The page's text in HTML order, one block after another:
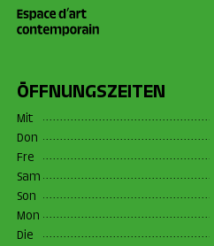
ÖFFNUNGSZEITEN
Mit
Don
Fre
Sam
Son
Mon
Die